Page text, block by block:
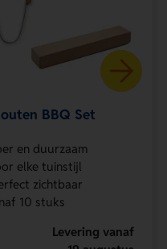
BBQ Set
en duurzaam
elke tuinstijl
zichtbaar
10 stuks
Levering vanaf